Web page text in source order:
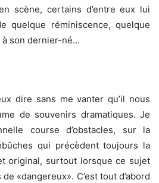
scène, certains d’entre eux lui
quelque réminiscence, quelque
son dernier-né…
dire sans me vanter qu’il nous
de souvenirs dramatiques. Je
course d’obstacles, sur la
qui précèdent toujours la
original, surtout lorsque ce sujet
«dangereux». C’est tout d’abord